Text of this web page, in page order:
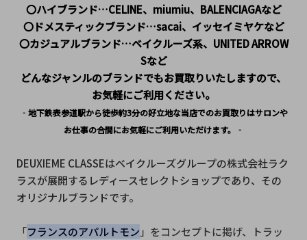
〇ハイブランド…CELINE、miumiu、BALENCIAGAなど
〇ドメスティックブランド…sacai、イッセイミヤケなど
〇カジュアルブランド…ベイクルーズ系、UNITED ARROW
Sなど
どんなジャンルのブランドでもお買取りいたしますので、
お気軽にご利用ください。
‐地下鉄表参道駅から徒歩約3分の好立地な当店でのお買取りはサロンや
お仕事の合間にお気軽にご利用いただけます。‐
DEUXIEME CLASSEはベイクルーズグループの株式会社ラク
ラスが展開するレディースセレクトショップであり、その
オリジナルブランドです。
「フランスのアパルトモン 」をコンセプトに掲げ、トラッ